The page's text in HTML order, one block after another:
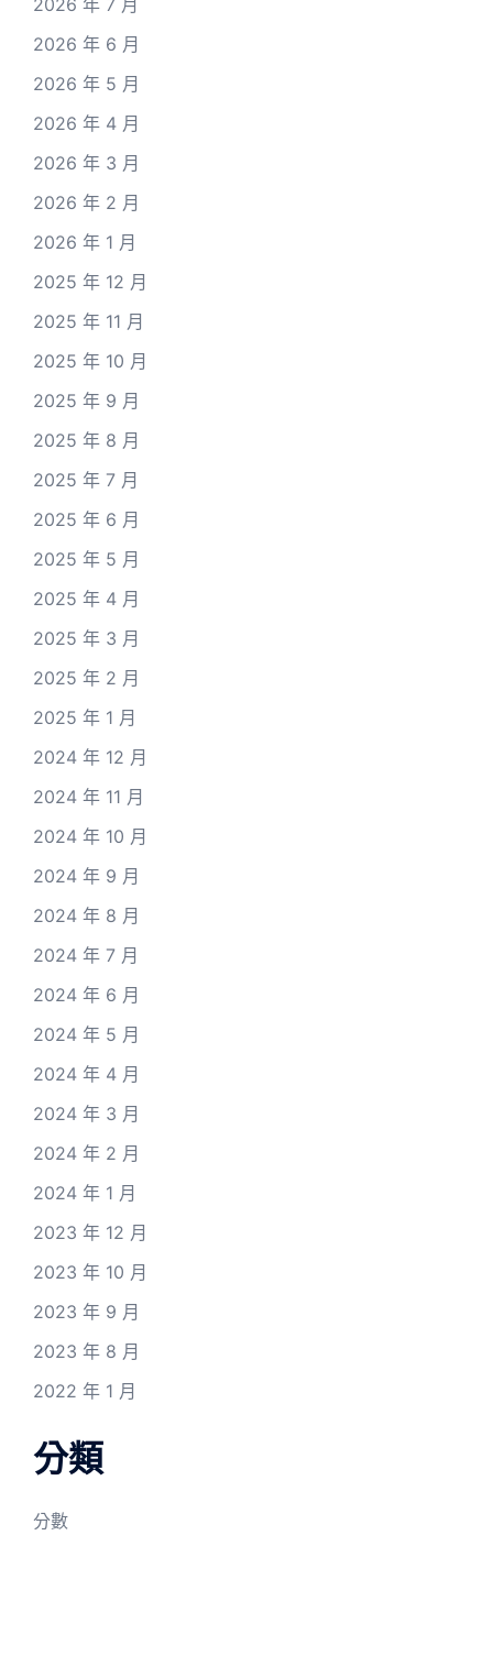
2026 年 6 月
2026 年 5 月
2026 年 4 月
2026 年 3 月
2026 年 2 月
2026 年 1 月
2025 年 12 月
2025 年 11 月
2025 年 10 月
2025 年 9 月
2025 年 8 月
2025 年 7 月
2025 年 6 月
2025 年 5 月
2025 年 4 月
2025 年 3 月
2025 年 2 月
2025 年 1 月
2024 年 12 月
2024 年 11 月
2024 年 10 月
2024 年 9 月
2024 年 8 月
2024 年 7 月
2024 年 6 月
2024 年 5 月
2024 年 4 月
2024 年 3 月
2024 年 2 月
2024 年 1 月
2023 年 12 月
2023 年 10 月
2023 年 9 月
2023 年 8 月
2022 年 1 月
分類
分數